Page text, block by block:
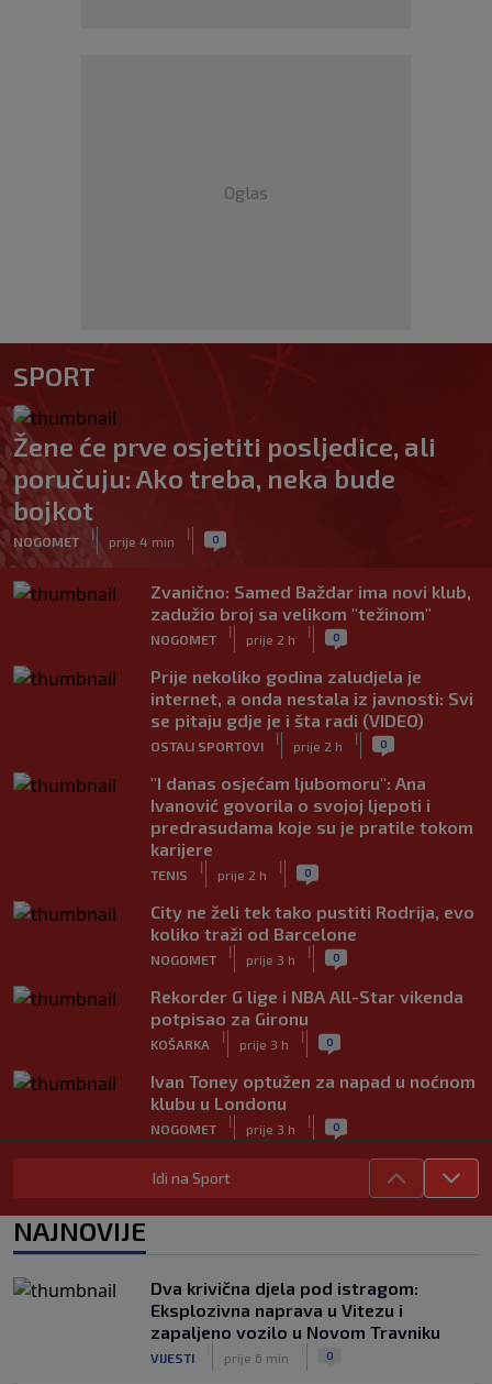
Oglas
SPORT
Žene će prve osjetiti posljedice, ali
poručuju: Ako treba, neka bude
bojkot
NOGOMET
|
prije 4 min
| 0
Zvanično: Samed Baždar ima novi klub,
zadužio broj sa velikom "težinom"
NOGOMET
|
prije 2 h
| 0
Prije nekoliko godina zaludjela je
internet, a onda nestala iz javnosti: Svi
se pitaju gdje je i šta radi (VIDEO)
OSTALI SPORTOVI
|
prije 2 h
| 0
"I danas osjećam ljubomoru": Ana
Ivanović govorila o svojoj ljepoti i
predrasudama koje su je pratile tokom
karijere
TENIS
|
prije 2 h
| 0
City ne želi tek tako pustiti Rodrija, evo
koliko traži od Barcelone
NOGOMET
|
prije 3 h
| 0
Rekorder G lige i NBA All-Star vikenda
potpisao za Gironu
KOŠARKA
|
prije 3 h
| 0
Ivan Toney optužen za napad u noćnom
klubu u Londonu
NOGOMET
|
prije 3 h
| 0
Utakmica Barcelone otkazana zbog
migrantske krize
NOGOMET prije 3 h
NOGOMET
|
prije 3 h
| 0
Idi na Sport
NAJNOVIJE
Dva krivična djela pod istragom:
Eksplozivna naprava u Vitezu i
zapaljeno vozilo u Novom Travniku
VIJESTI prije 6 min 0